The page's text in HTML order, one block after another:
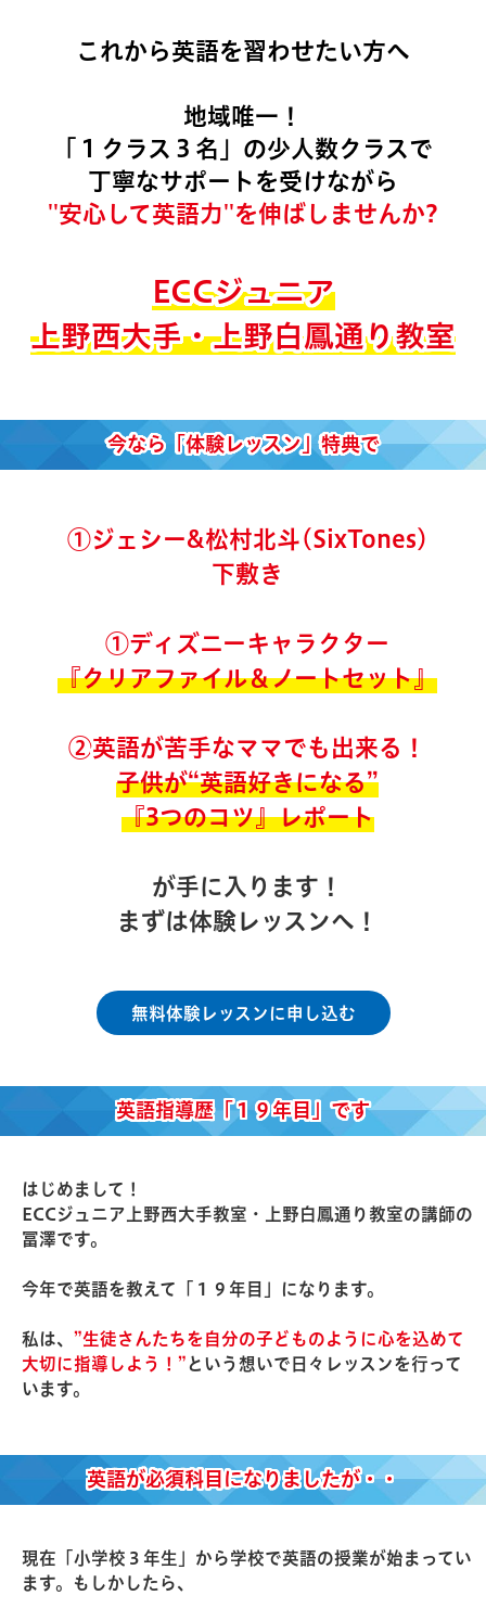
これから英語を習わせたい方へ
地域唯一！
「１クラス３名」の少人数クラスで
丁寧なサポートを受けながら
''安心して英語力''を伸ばしませんか?
ECCジュニア
上野西大手・上野白鳳通り教室
今なら「体験レッスン」特典で
①ジェシー&松村北斗(SixTones)
下敷き
①ディズニーキャラクター
『クリアファイル＆ノートセット』
②英語が苦手なママでも出来る！
子供が“英語好きになる”
『3つのコツ』レポート
が手に入ります！
まずは体験レッスンへ！
無料体験レッスンに申し込む
英語指導歴「１９年目」です
はじめまして！
ECCジュニア上野西大手教室・上野白鳳通り教室の講師の
冨澤です。
今年で英語を教えて「１９年目」になります。
私は、 ”生徒さんたちを自分の子どものように心を込めて
大切に指導しよう！”という想いで日々レッスンを行って
います。
英語が必須科目になりましたが・・
現在「小学校３年生」から学校で英語の授業が始まってい
ます。もしかしたら、